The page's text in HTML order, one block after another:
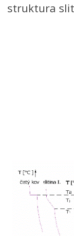
Art
Fyzika
Informatika
Jazyky
Management
struktura